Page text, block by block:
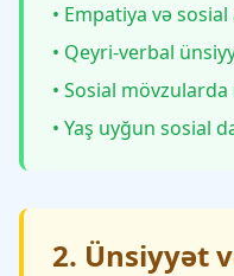
• Empatiya və
• Qeyri-verbal
• Sosial
• Yaş uyğun sosial
2. Ünsiyyət